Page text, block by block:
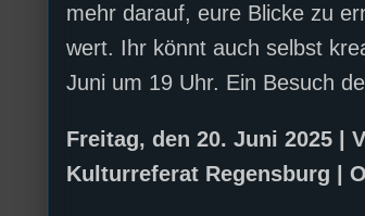
mehr darauf, eure Blicke zu
wert. Ihr könnt auch selbst
Juni um 19 Uhr. Ein Besuch
Freitag, den 20. Juni 2025 |
Kulturreferat Regensburg |